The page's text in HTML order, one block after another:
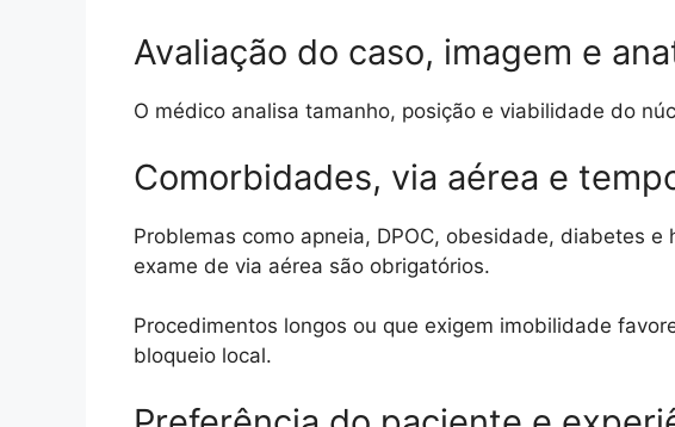
Avaliação do caso, imagem e
O médico analisa tamanho, posição e viabilidade do
Comorbidades, via aérea e
Problemas como apneia, DPOC, obesidade, diabetes
exame de via aérea são obrigatórios.
Procedimentos longos ou que exigem imobilidade
bloqueio local.